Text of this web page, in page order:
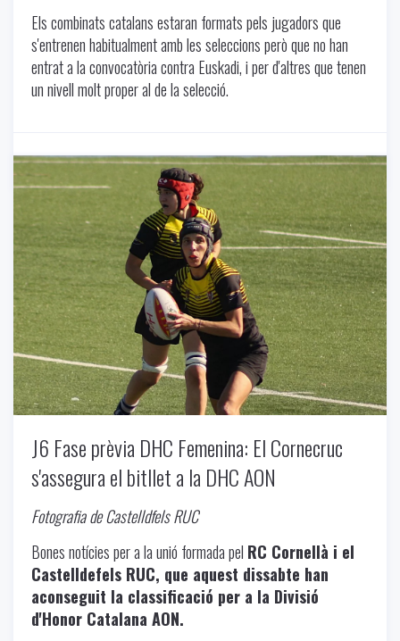
Els combinats catalans estaran formats pels jugadors que
s'entrenen habitualment amb les seleccions però que no han
entrat a la convocatòria contra Euskadi, i per d'altres que tenen
un nivell molt proper al de la selecció.
Uncategorized-11/21/2024
J6 Fase prèvia DHC Femenina: El Cornecruc
s'assegura el bitllet a la DHC AON
Fotografia de Castelldfels RUC
Bones notícies per a la unió formada pel RC Cornellà i el
Castelldefels RUC, que aquest dissabte han
aconseguit la classificació per a la Divisió
d'Honor Catalana AON.